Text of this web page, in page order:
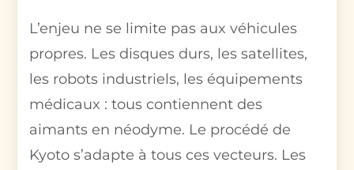
L’enjeu ne se limite pas aux véhicules
propres. Les disques durs, les satellites,
les robots industriels, les équipements
médicaux : tous contiennent des
aimants en néodyme. Le procédé de
Kyoto s’adapte à tous ces vecteurs. Les